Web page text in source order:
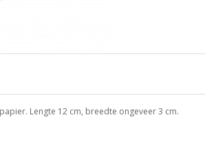
Lengte 12 cm, breedte ongeveer 3 cm.